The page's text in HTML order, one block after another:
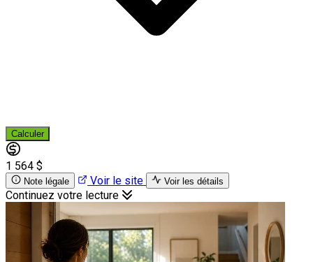
Calculer
1 564 $
Note légale Voir le site Voir les détails
Continuez votre lecture